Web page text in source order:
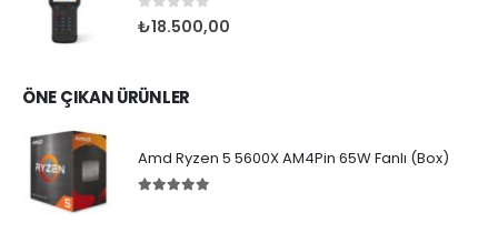
0 5 üzerinden
₺18.500,00
ÖNE ÇIKAN ÜRÜNLER
Amd Ryzen 5 5600X AM4Pin 65W Fanlı (Box)